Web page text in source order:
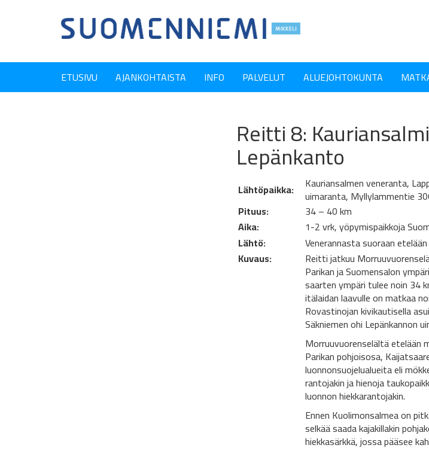
ETUSIVU AJANKOHTAISTA INFO PALVELUT ALUEJOHTOKUNTA
Reitti 8:
Lepänkanto
Lähtöpaikka: Kauriansalmen veneranta,
uimaranta, Myllylammentie
Pituus:
34 – 40 km
Aika:
1-2 vrk, yöpymispaikkoja
Lähtö:
Venerannasta suoraan etelään
Kuvaus:
Reitti jatkuu
Parikan ja Suomensalon
saarten ympäri tulee noin 34
itälaidan laavulle on matkaa
Rovastinojan kivikautisella
Säkniemen ohi Lepänkannon
Morruuvuorenselältä etelään
Parikan pohjoisosa,
luonnonsuojelualueita eli
rantojakin ja hienoja
luonnon hiekkarantojakin.
Ennen Kuolimonsalmea on
selkää saada kajakillakin
hiekkasärkkä, jossa pääsee